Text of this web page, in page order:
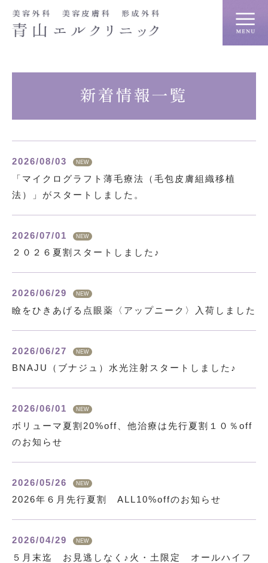
新着情報一覧
2026/08/03 NEW
「マイクログラフト薄毛療法（毛包皮膚組織移植
法）」がスタートしました。
2026/07/01 NEW
２０２６夏割スタートしました♪
2026/06/29 NEW
瞼をひきあげる点眼薬〈アップニーク〉入荷しました
2026/06/27 NEW
BNAJU（ブナジュ）水光注射スタートしました♪
2026/06/01 NEW
ボリューマ夏割20%off、他治療は先行夏割１０％off
のお知らせ
2026/05/26 NEW
2026年６月先行夏割 ALL10%offのお知らせ
2026/04/29 NEW
５月末迄 お見逃しなく♪火・土限定 オールハイフ